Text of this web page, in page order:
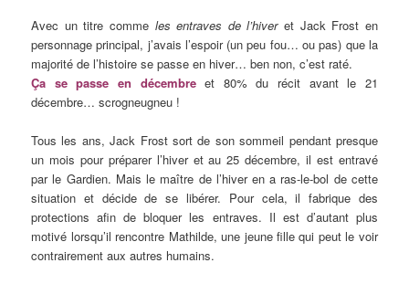
Avec un titre comme les entraves de l’hiveret Jack Frost en
personnage principal, j’avais l’espoir (un peu fou… ou pas) que la
majorité de l’histoire se passe en hiver… ben non, c’est raté.
Ça se passe en décembre et 80% du récit avant le 21
décembre… scrogneugneu !
Tous les ans, Jack Frost sort de son sommeil pendant presque
un mois pour préparer l’hiver et au 25 décembre, il est entravé
par le Gardien. Mais le maître de l’hiver en a ras-le-bol de cette
situation et décide de se libérer. Pour cela, il fabrique des
protections afin de bloquer les entraves. Il est d’autant plus
motivé lorsqu’il rencontre Mathilde, une jeune fille qui peut le voir
contrairement aux autres humains.